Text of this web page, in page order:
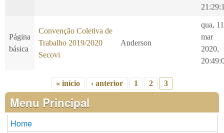
Página
básica
Convenção Coletiva de
Trabalho 2019/2020
Secovi
Anderson
qua, 11
mar
2020,
Páginas
« início ‹ anterior 1 2 3
Menu Principal
Home